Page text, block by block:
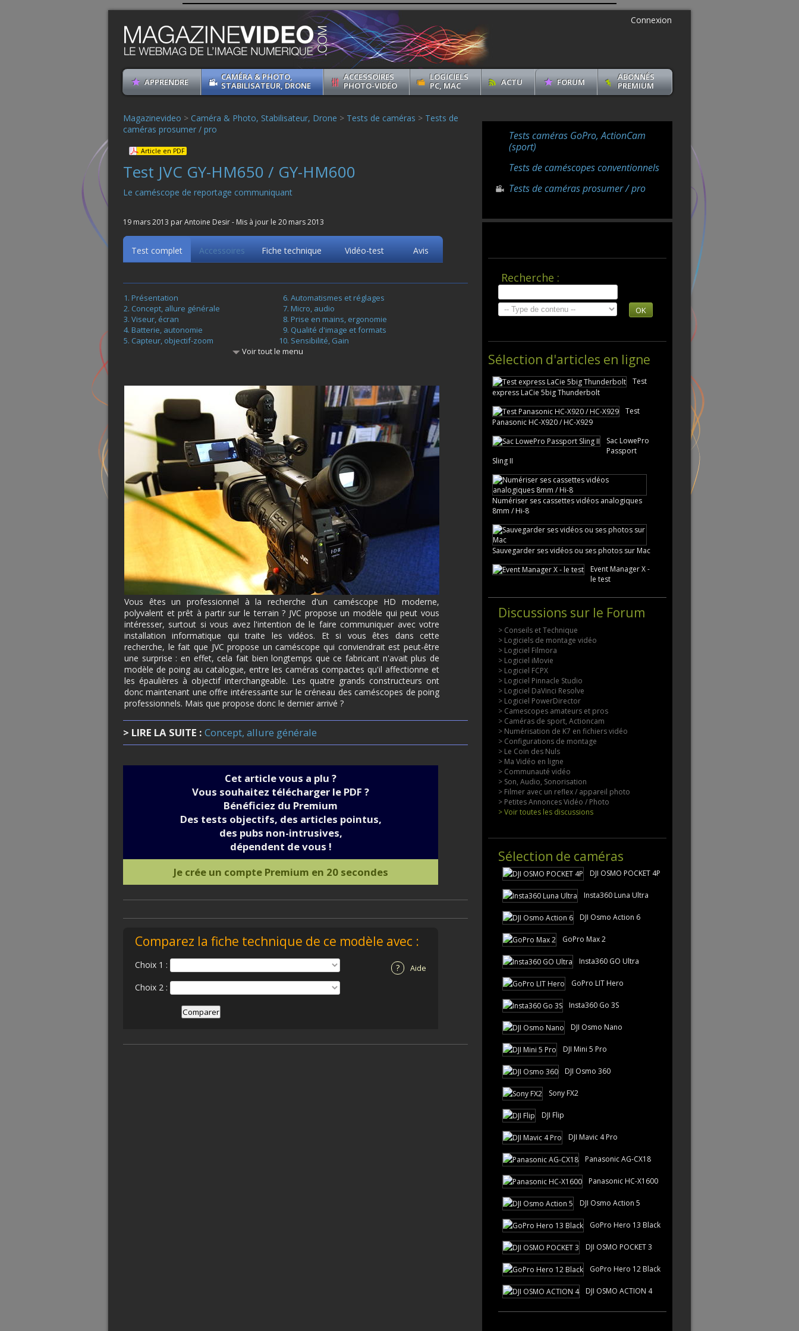
Connexion
APPRENDRE
CAMÉRA & PHOTO,
STABILISATEUR, DRONE
ACCESSOIRES
PHOTO-VIDÉO
LOGICIELS
PC, MAC
ACTU FORUM
ABONNÉS
PREMIUM
Magazinevideo > Caméra & Photo, Stabilisateur, Drone > Tests de caméras > Tests de
caméras prosumer / pro
Article en PDF
Test JVC GY-HM650 / GY-HM600
Le caméscope de reportage communiquant
19 mars 2013 par Antoine Desir - Mis à jour le 20 mars 2013
Test complet Accessoires Fiche technique Vidéo-test Avis
Présentation
Concept, allure générale
Viseur, écran
Batterie, autonomie
Capteur, objectif-zoom
Automatismes et réglages
Micro, audio
Prise en mains, ergonomie
Qualité d'image et formats
Sensibilité, Gain
Voir tout le menu
Vous êtes un professionnel à la recherche d'un caméscope HD moderne,
polyvalent et prêt à partir sur le terrain ? JVC propose un modèle qui peut vous
intéresser, surtout si vous avez l'intention de le faire communiquer avec votre
installation informatique qui traite les vidéos. Et si vous êtes dans cette
recherche, le fait que JVC propose un caméscope qui conviendrait est peut-être
une surprise : en effet, cela fait bien longtemps que ce fabricant n'avait plus de
modèle de poing au catalogue, entre les caméras compactes qu'il affectionne et
les épaulières à objectif interchangeable. Les quatre grands constructeurs ont
donc maintenant une offre intéressante sur le créneau des caméscopes de poing
professionnels. Mais que propose donc le dernier arrivé ?
> LIRE LA SUITE : Concept, allure générale
Cet article vous a plu ?
Vous souhaitez télécharger le PDF ?
Bénéficiez du Premium
Des tests objectifs, des articles pointus,
des pubs non-intrusives,
dépendent de vous !
Je crée un compte Premium en 20 secondes
Comparez la fiche technique de ce modèle avec :
? Aide
Choix 1 :
Choix 2 :
Tests caméras GoPro, ActionCam
(sport)
Tests de caméscopes conventionnels
Tests de caméras prosumer / pro
Recherche :
OK
Sélection d'articles en ligne
Test
express LaCie 5big Thunderbolt
Test
Panasonic HC-X920 / HC-X929
Sac LowePro
Passport
Sling II
Numériser ses cassettes vidéos analogiques
8mm / Hi-8
Sauvegarder ses vidéos ou ses photos sur Mac
Event Manager X -
le test
Discussions sur le Forum
> Conseils et Technique
> Logiciels de montage vidéo
> Logiciel Filmora
> Logiciel iMovie
> Logiciel FCPX
> Logiciel Pinnacle Studio
> Logiciel DaVinci Resolve
> Logiciel PowerDirector
> Camescopes amateurs et pros
> Caméras de sport, Actioncam
> Numérisation de K7 en fichiers vidéo
> Configurations de montage
> Le Coin des Nuls
> Ma Vidéo en ligne
> Communauté vidéo
> Son, Audio, Sonorisation
> Filmer avec un reflex / appareil photo
> Petites Annonces Vidéo / Photo
> Voir toutes les discussions
Sélection de caméras
DJI OSMO POCKET 4P
Insta360 Luna Ultra
DJI Osmo Action 6
GoPro Max 2
Insta360 GO Ultra
GoPro LIT Hero
Insta360 Go 3S
DJI Osmo Nano
DJI Mini 5 Pro
DJI Osmo 360
Sony FX2
DJI Flip
DJI Mavic 4 Pro
Panasonic AG-CX18
Panasonic HC-X1600
DJI Osmo Action 5
GoPro Hero 13 Black
DJI OSMO POCKET 3
GoPro Hero 12 Black
DJI OSMO ACTION 4